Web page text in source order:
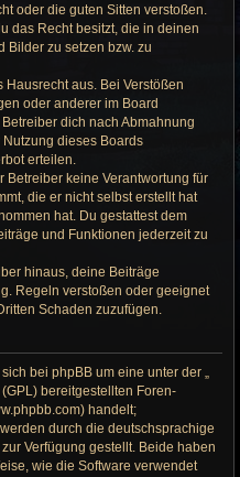
oder die guten Sitten verstoßen.
das Recht besitzt, die in deinen
Bilder zu setzen bzw. zu
aus. Bei Verstößen
oder anderer im Board
dich nach Abmahnung
dieses Boards
erteilen.
Betreiber keine Verantwortung für
die er nicht selbst erstellt hat
hat. Du gestattest dem
und Funktionen jederzeit zu
hinaus, deine Beiträge
Regeln verstoßen oder geeignet
Schaden zuzufügen.
bei phpBB um eine unter der „
(GPL) bereitgestellten Foren-
handelt;
durch die deutschsprachige
Verfügung gestellt. Beide haben
wie die Software verwendet